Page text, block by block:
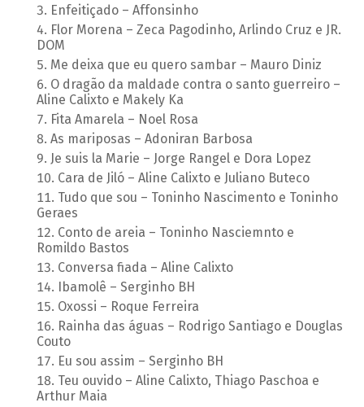
Enfeitiçado – Affonsinho
Flor Morena – Zeca Pagodinho, Arlindo Cruz e JR.
DOM
Me deixa que eu quero sambar – Mauro Diniz
O dragão da maldade contra o santo guerreiro –
Aline Calixto e Makely Ka
Fita Amarela – Noel Rosa
As mariposas – Adoniran Barbosa
Je suis la Marie – Jorge Rangel e Dora Lopez
Cara de Jiló – Aline Calixto e Juliano Buteco
Tudo que sou – Toninho Nascimento e Toninho
Geraes
Conto de areia – Toninho Nasciemnto e
Romildo Bastos
Conversa fiada – Aline Calixto
Ibamolê – Serginho BH
Oxossi – Roque Ferreira
Rainha das águas – Rodrigo Santiago e Douglas
Couto
Eu sou assim – Serginho BH
Teu ouvido – Aline Calixto, Thiago Paschoa e
Arthur Maia